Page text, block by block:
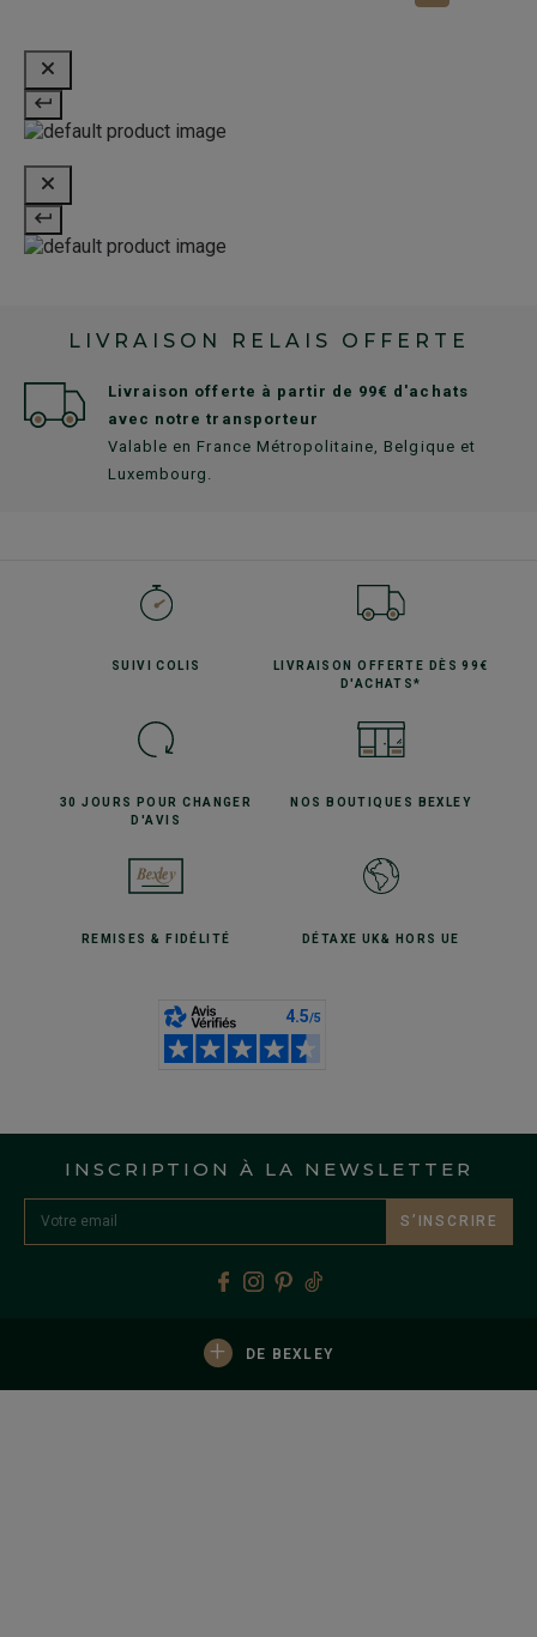
LIVRAISON RELAIS OFFERTE
Livraison offerte à partir de 99€ d'achats
avec notre transporteur
Valable en France Métropolitaine, Belgique et
Luxembourg.
SUIVICOLIS LIVRAISON OFFERTE
DÈS 99€
D'ACHATS*
30 JOURS POURCHANGER
D'AVIS
NOS BOUTIQUES BEXLEY
REMISES& FIDÉLITÉ DÉTAXE UK& HORS UE
INSCRIPTION À LA NEWSLETTER
S’INSCRIRE
+ DE BEXLEY